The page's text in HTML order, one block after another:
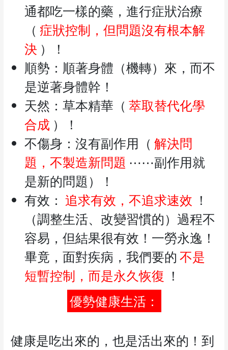
通都吃一樣的藥，進行症狀治療
（ 症狀控制，但問題沒有根本解
決 ）！
順勢：順著身體（機轉）來，而不
是逆著身體幹！
天然：草本精華（ 萃取替代化學
合成 ）！
不傷身：沒有副作用（ 解決問
題，不製造新問題 ⋯⋯副作用就
是新的問題）！
有效： 追求有效，不追求速效 ！
（調整生活、改變習慣的）過程不
容易，但結果很有效！一勞永逸！
畢竟，面對疾病，我們要的 不是
短暫控制，而是永久恢復 ！
優勢健康生活：
健康是吃出來的，也是活出來的！到